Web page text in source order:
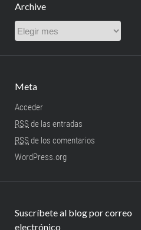
Archive
Archive
Meta
Acceder
RSS de las entradas
RSS de los comentarios
WordPress.org
Suscríbete al blog por correo
electrónico